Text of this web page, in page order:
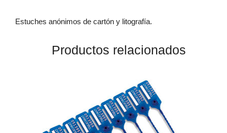
Estuches anónimos de cartón y litografía.
Productos relacionados